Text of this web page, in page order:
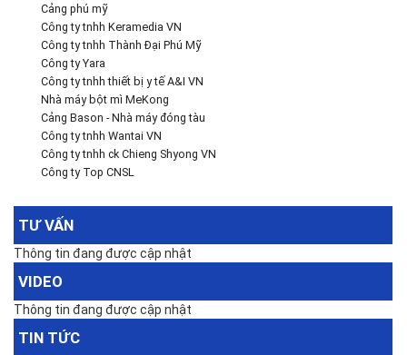
Cảng phú mỹ
Công ty tnhh Keramedia VN
Công ty tnhh Thành Đại Phú Mỹ
Công ty Yara
Công ty tnhh thiết bị y tế A&I VN
Nhà máy bột mì MeKong
Cảng Bason - Nhà máy đóng tàu
Công ty tnhh Wantai VN
Công ty tnhh ck Chieng Shyong VN
Công ty Top CNSL
TƯ VẤN
Thông tin đang được cập nhật
VIDEO
Thông tin đang được cập nhật
TIN TỨC